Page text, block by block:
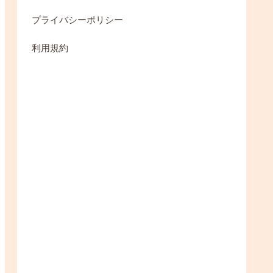
プライバシーポリシー
利用規約